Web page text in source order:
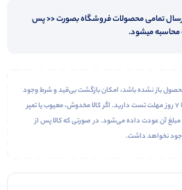
تمامی محصولات فروشگاه بصورت << پس
محاسبه میشود.
باز نشده باشد، امکان بازگشت بی‌قید و شرط وجود
دارد. در صورت باز شدن بسته، شما ۷ روز مهلت تست دارید. اگر کالا مخدوش، معیوب یا تمپر
آن عودت داده می‌شود. در صورتی که کالا پس از
نخواهد داشت.